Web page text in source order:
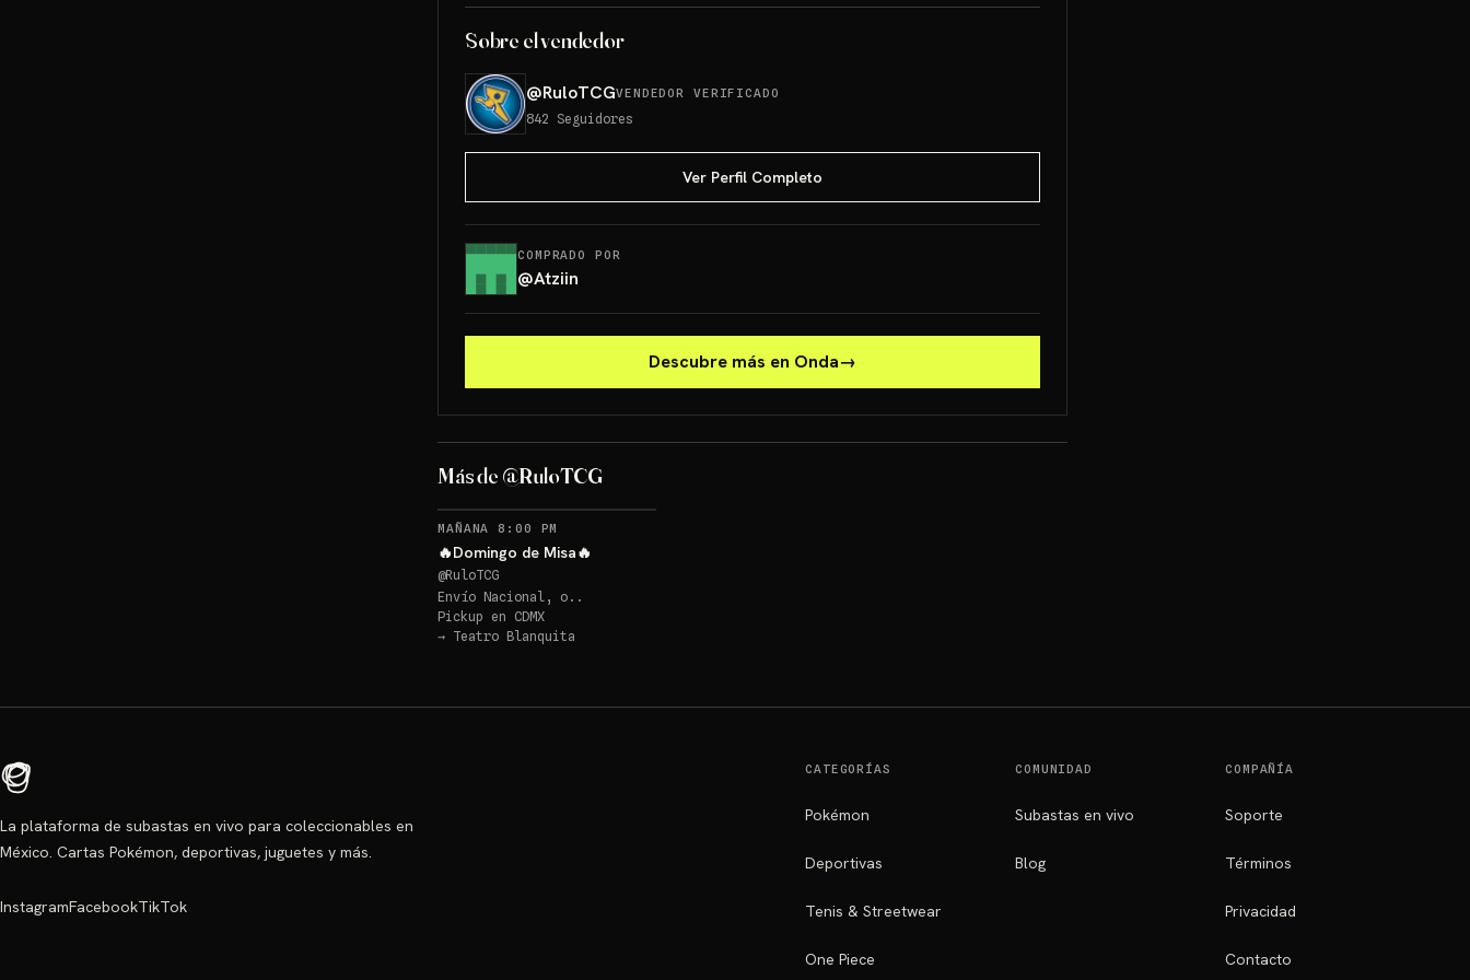
Sobre el vendedor
@RuloTCGVENDEDOR VERIFICADO
842 Seguidores
Ver Perfil Completo
COMPRADO POR
@Atziin
Descubre más en Onda→
Más de @RuloTCG
MAÑANA 8:00 PM
🔥Domingo de Misa🔥
@RuloTCG
Envío Nacional, o..
Pickup en CDMX
→ Teatro Blanquita
La plataforma de subastas en vivo para coleccionables en
México. Cartas Pokémon, deportivas, juguetes y más.
InstagramFacebookTikTok
CATEGORÍAS
Pokémon
Deportivas
Tenis & Streetwear
One Piece
COMUNIDAD
Subastas en vivo
Blog
COMPAÑÍA
Soporte
Términos
Privacidad
Contacto